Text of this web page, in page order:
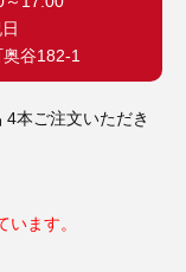
谷182-1
本ご注文いただき
ます。